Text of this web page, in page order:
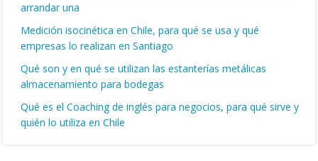
arrandar una
Medición isocinética en Chile, para qué se usa y qué
empresas lo realizan en Santiago
Qué son y en qué se utilizan las estanterías metálicas
almacenamiento para bodegas
Qué es el Coaching de inglés para negocios, para qué sirve y
quién lo utiliza en Chile